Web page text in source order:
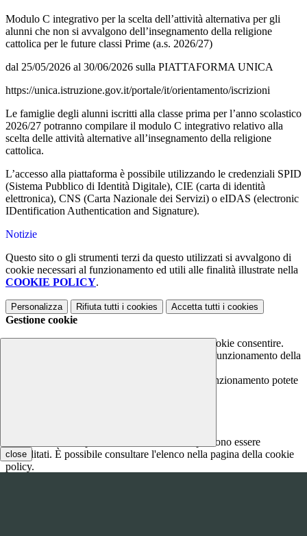
close
Modulo C integrativo per la scelta dell’attività alternativa per gli
alunni che non si avvalgono dell’insegnamento della religione
cattolica per le future classi Prime (a.s. 2026/27)
dal 25/05/2026 al 30/06/2026 sulla PIATTAFORMA UNICA
https://unica.istruzione.gov.it/portale/it/orientamento/iscrizioni
Le famiglie degli alunni iscritti alla classe prima per l’anno scolastico
2026/27 potranno compilare il modulo C integrativo relativo alla
scelta delle attività alternative all’insegnamento della religione
cattolica.
L’accesso alla piattaforma è possibile utilizzando le credenziali SPID
(Sistema Pubblico di Identità Digitale), CIE (carta di identità
elettronica), CNS (Carta Nazionale dei Servizi) o eIDAS (electronic
IDentification Authentication and Signature).
Notizie
Questo sito o gli strumenti terzi da questo utilizzati si avvalgono di
cookie necessari al funzionamento ed utili alle finalità illustrate nella
COOKIE POLICY.
Personalizza Rifiuta tutti i cookies Accetta tutti i cookies
Gestione cookie
In questa schermata è possibile scegliere quali cookie consentire.
I cookie necessari sono quelli che consentono il funzionamento della
Per conoscere quali sono i cookie necessari al funzionamento potete
I cookie necessari per il funzionamento non possono essere
disabilitati. È possibile consultare l'elenco nella pagina della cookie
policy.